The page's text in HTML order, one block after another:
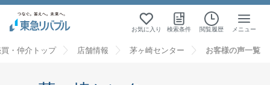
お気に入り 検索条件 閲覧履歴 メニュー
・仲介トップ 店舗情報 茅ヶ崎センター お客様の声一覧